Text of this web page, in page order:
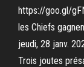
https://goo.gl/
les Chiefs
jeudi, 28 janv.
Trois joutes